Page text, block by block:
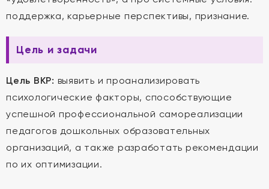
поддержка, карьерные перспективы, признание.
Цель и задачи
Цель ВКР: выявить и проанализировать
психологические факторы, способствующие
успешной профессиональной самореализации
педагогов дошкольных образовательных
организаций, а также разработать рекомендации
по их оптимизации.